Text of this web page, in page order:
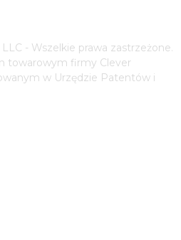
- Wszelkie prawa zastrzeżone.
towarowym firmy Clever
w Urzędzie Patentów i